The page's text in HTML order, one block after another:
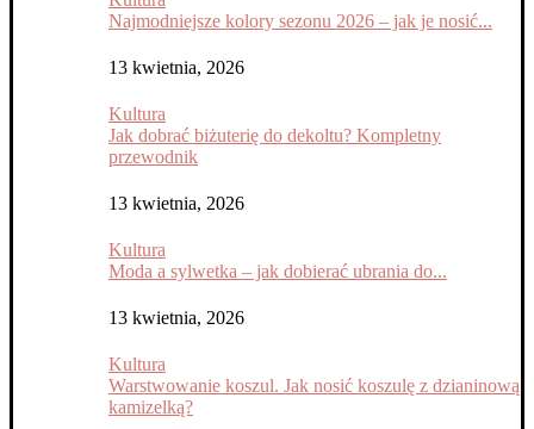
Najmodniejsze kolory sezonu 2026 – jak je nosić...
13 kwietnia, 2026
Kultura
Jak dobrać biżuterię do dekoltu? Kompletny
przewodnik
13 kwietnia, 2026
Kultura
Moda a sylwetka – jak dobierać ubrania do...
13 kwietnia, 2026
Kultura
Warstwowanie koszul. Jak nosić koszulę z dzianinową
kamizelką?